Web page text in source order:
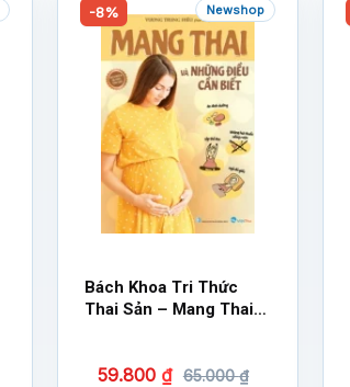
-8% Newshop
Bách Khoa Tri Thức
Thai Sản – Mang Thai
59.800 ₫ 65.000₫